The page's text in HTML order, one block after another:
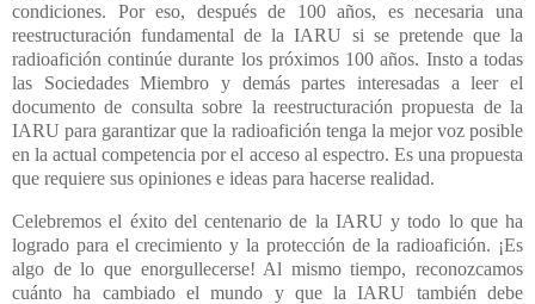
condiciones. Por eso, después de 100 años, es necesaria una
reestructuración fundamental de la IARU si se pretende que la
radioafición continúe durante los próximos 100 años. Insto a todas
las Sociedades Miembro y demás partes interesadas a leer el
documento de consulta sobre la reestructuración propuesta de la
IARU para garantizar que la radioafición tenga la mejor voz posible
en la actual competencia por el acceso al espectro. Es una propuesta
que requiere sus opiniones e ideas para hacerse realidad.
Celebremos el éxito del centenario de la IARU y todo lo que ha
logrado para el crecimiento y la protección de la radioafición. ¡Es
algo de lo que enorgullecerse! Al mismo tiempo, reconozcamos
cuánto ha cambiado el mundo y que la IARU también debe